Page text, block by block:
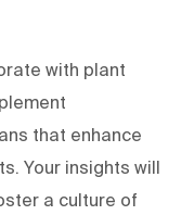
with plant
that enhance
Your insights will
a culture of